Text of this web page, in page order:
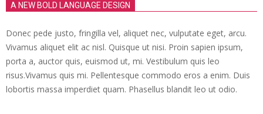
A NEW BOLD LANGUAGE DESIGN
Donec pede justo, fringilla vel, aliquet nec, vulputate eget, arcu.
Vivamus aliquet elit ac nisl. Quisque ut nisi. Proin sapien ipsum,
porta a, auctor quis, euismod ut, mi. Vestibulum quis leo
risus.Vivamus quis mi. Pellentesque commodo eros a enim. Duis
lobortis massa imperdiet quam. Phasellus blandit leo ut odio.